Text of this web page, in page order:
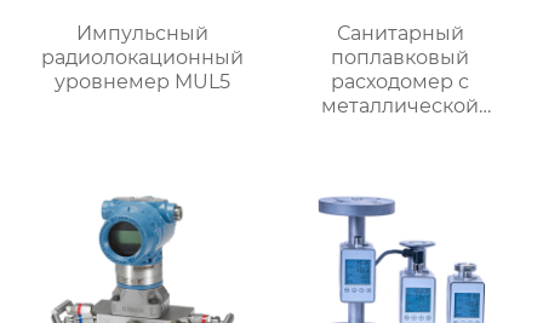
Импульсный
радиолокационный
уровнемер MUL5
Санитарный
поплавковый
расходомер с
металлической